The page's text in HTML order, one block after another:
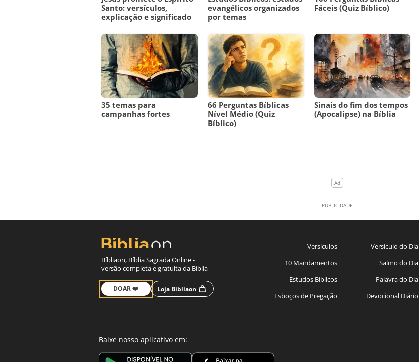
Santo: versículos,
explicação e significado
evangélicos organizados
por temas
Fáceis (Quiz Bíblico)
35 temas para
campanhas fortes
66 Perguntas Bíblicas
Nível Médio (Quiz
Bíblico)
Sinais do fim dos tempos
(Apocalipse) na Bíblia
Bíbliaon, Bíblia Sagrada Online -
versão completa e gratuita da Bíblia
DOAR ❤️ Loja Bíbliaon
Versículos
10 Mandamentos
Estudos Bíblicos
Esboços de Pregação
Versículo do Dia
Salmo do Dia
Palavra do Dia
Devocional Diário
Baixe nosso aplicativo em: